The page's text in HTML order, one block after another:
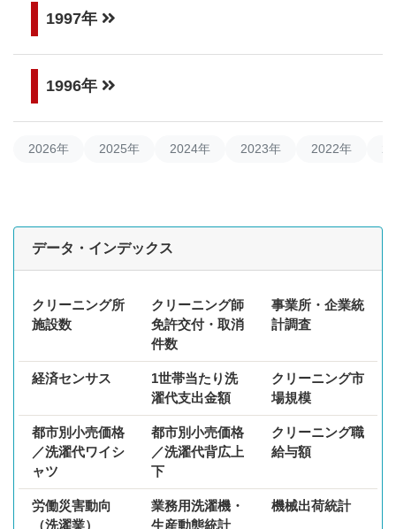
1997年
1996年
2026年 2025年 2024年 2023年 2022年
データ・インデックス
クリーニング所
施設数
クリーニング師
免許交付・取消
件数
事業所・企業統
計調査
経済センサス
1世帯当たり洗
濯代支出金額
クリーニング市
場規模
都市別小売価格
／洗濯代ワイシ
ャツ
都市別小売価格
／洗濯代背広上
下
クリーニング職
給与額
労働災害動向
（洗濯業）
業務用洗濯機・
生産動態統計
機械出荷統計